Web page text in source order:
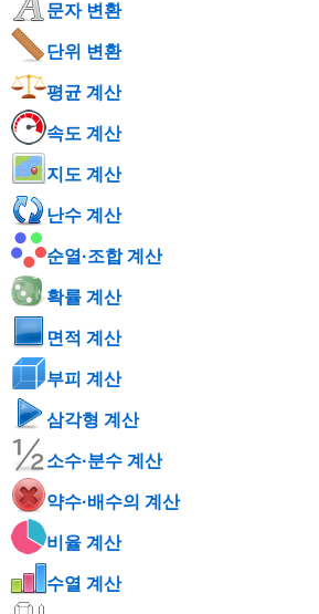
문자 변환
단위 변환
평균 계산
속도 계산
지도 계산
난수 계산
순열·조합 계산
확률 계산
면적 계산
부피 계산
삼각형 계산
소수·분수 계산
약수·배수의 계산
비율 계산
수열 계산